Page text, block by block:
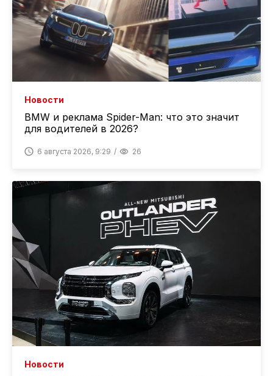
Новости
BMW и реклама Spider-Man: что это значит
для водителей в 2026?
6 августа 2026, 9:29 26
Новости